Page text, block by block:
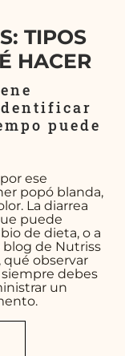
TIPOS
HACER
puede
ese
popó blanda,
La diarrea
puede
de dieta, o a
blog de Nutriss
qué observar
debes
un